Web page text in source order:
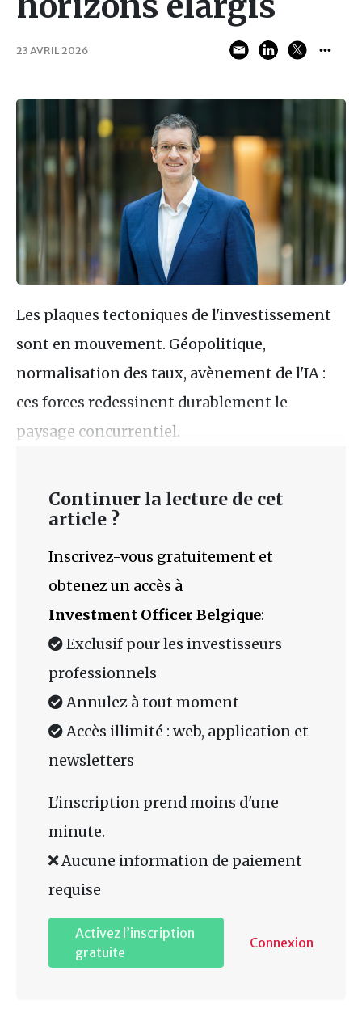
23 AVRIL 2026
Les plaques tectoniques de l'investissement
sont en mouvement. Géopolitique,
normalisation des taux, avènement de l'IA :
ces forces redessinent durablement le
paysage concurrentiel.
Continuer la lecture de cet
article ?
Inscrivez-vous gratuitement et
obtenez un accès à
Investment Officer Belgique:
Exclusif pour les investisseurs
professionnels
Annulez à tout moment
Accès illimité : web, application et
newsletters
L'inscription prend moins d'une
minute.
Aucune information de paiement
requise
Activez l’inscription
gratuite
Connexion